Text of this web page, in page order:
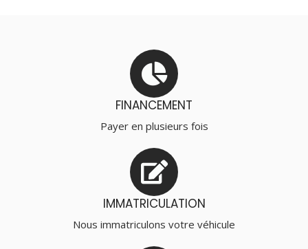
FINANCEMENT
Payer en plusieurs fois
IMMATRICULATION
Nous immatriculons votre véhicule